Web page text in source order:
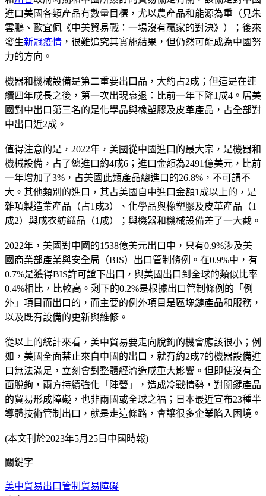
進口美國各類產品有數量目標，尤以農產品和能源為重（見朱
雲鵬、歐宜佩《中美貿易戰：一場沒有贏家的對決》）；後來
發生新冠疫情 ，很難追究其實施結果，但仍然可能成為中國努
力的方向。
機器和機械設備是第二重要出口品，大約占2成；但這是在連
續四年成長之後，第一次出現衰退：比前一年下降1成4。居美
國對中出口第三名的是化學品與橡塑膠及皮革產品，占全部對
中出口近2成。
值得注意的是，2022年，美國從中國進口的最大宗，是機器和
機械設備，占了總進口約4成6；進口金額為2491億美元，比前
一年增加了3%，占美國此類產品總進口的26.8%，不可謂不
大。其他類別的進口，其占美國自中進口金額1成以上的，是
雜項製造業產品（占1成3）、化學品與橡塑膠及皮革產品（1
成2）與成衣紡織品（1成）；與機器和機械設備差了一大截。
2022年，美國對中國的1538億美元出口中，只有0.9%涉及美
國商業部產業與安全局（BIS）出口管制條例。在0.9%中，有
0.7%是獲得BIS許可證下出口，與美國出口到全球的類似比率
0.4%相比，比較高。剩下的0.2%是根據出口管制條例的「例
外」項目而出口的，而主要的例外項目是區塊鏈產品和服務，
以及既有設備的更新與維修。
從以上的統計來看，美中貿易要走向脫鉤的機會應該很小；例
如，美國全面禁止來自中國的出口，就有約2成7的機器設備進
口無法滿足，立刻會對整體經濟造成重大影響。但即使沒有全
面脫鉤，兩方持續強化「陣營」，造成冷戰情勢，對關鍵產品
的貿易形成障礙，也非兩國或全球之福；日本最近宣布23種半
導體技術管制出口，就是走這條路，會讓很多企業陷入困境。
(本文刊於2023年5月25日中國時報)
關鍵字
美中貿易出口管制 貿易障礙